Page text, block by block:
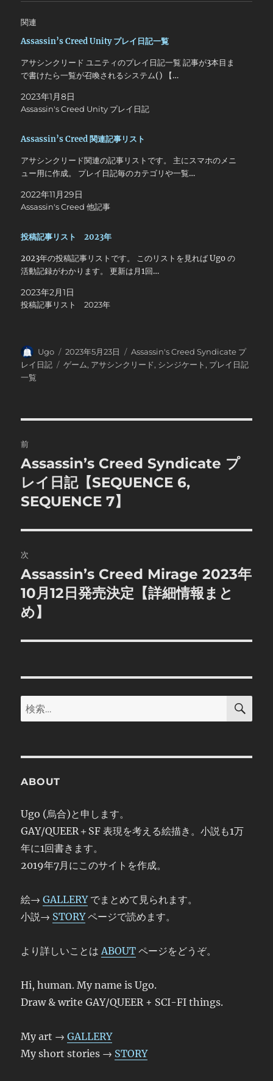
関連
Assassin’s Creed Unity プレイ日記一覧
アサシンクリード ユニティのプレイ日記一覧 記事が3本目ま
で書けたら一覧が召喚されるシステム() 【…
2023年1月8日
Assassin's Creed Unity プレイ日記
Assassin’s Creed 関連記事リスト
アサシンクリード関連の記事リストです。 主にスマホのメニ
ュー用に作成。 プレイ日記毎のカテゴリや一覧…
2022年11月29日
Assassin's Creed 他記事
投稿記事リスト 2023年
2023年の投稿記事リストです。 このリストを見れば Ugo の
活動記録がわかります。 更新は月1回…
2023年2月1日
投稿記事リスト 2023年
投
稿
Ugo
投
稿
2023年5月23日
カ
テ
Assassin's Creed Syndicate プ
レイ日記
タ
ゲーム, アサシンクリード, シンジケート , プレイ日記
一覧
稿
ナ
ビ
ゲ
ー
シ
ョ
ン
前
前
の
投
Assassin’s Creed Syndicate プ
レイ日記【SEQUENCE 6,
SEQUENCE 7】
次
次
の
投
Assassin’s Creed Mirage 2023年
10月12日発売決定【詳細情報まと
め】
検
索:
検
ABOUT
Ugo (烏合)と申します。
GAY/QUEER＋SF 表現を考える絵描き。小説も1万
年に1回書きます。
2019年7月にこのサイトを作成。
絵→GALLERYでまとめて見られます。
小説→ STORYページで読めます。
より詳しいことはABOUT ページをどうぞ。
Hi, human. My name is Ugo.
Draw & write GAY/QUEER + SCI-FI things.
My art →GALLERY
My short stories → STORY